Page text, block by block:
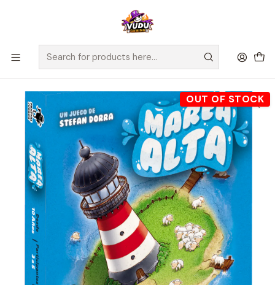
🚀 ¡Despachamos a todo Chile! Envío GRATIS a Regiones sobre
$100.000 y a RM sobre $35.000
Home Juegos de Mesa Editorial Fractal
¡MAREA ALTA! - Español
OUT OF STOCK